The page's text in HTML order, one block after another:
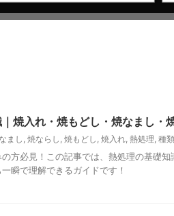
｜焼入れ・焼もどし・焼なまし・
まし 焼ならし 焼もどし 焼入れ 熱処理 種類
方必見！この記事では、熱処理の基礎
瞬で理解できるガイドです！